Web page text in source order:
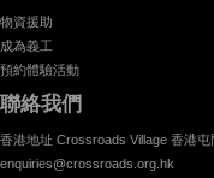
物資援助
成為義工
預約體驗活動
聯絡我們
香港地址 Crossroads Village 香港
enquiries@crossroads.org.hk